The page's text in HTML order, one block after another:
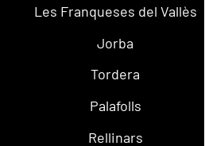
Les Franqueses del Vallès
Jorba
Tordera
Palafolls
Rellinars